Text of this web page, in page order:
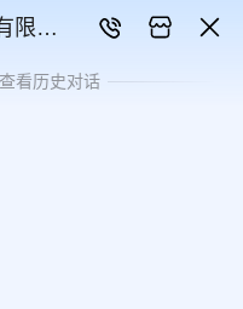
限公
看历史对话